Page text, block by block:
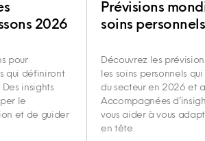
2026
pour
qui définiront
insights
le
et de guider
Prévisions
soins
Découvrez les
les soins personnels
du secteur en 2026 et
Accompagnées
vous aider à vous
en tête.